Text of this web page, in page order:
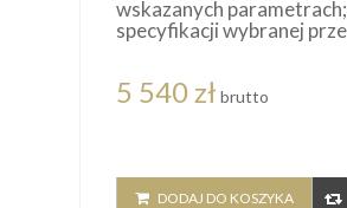
wskazanych
specyfikacji wybranej
5 540 zł brutto
DODAJ DO KOSZYKA